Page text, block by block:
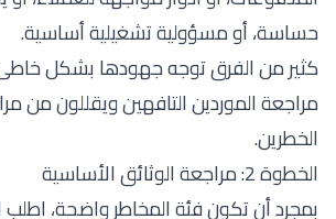
حساسة، أو مسؤولية تشغيلية أساسية.
كثير من الفرق توجه جهودها بشكل
مراجعة الموردين التافهين ويقللون من
الخطرين.
الخطوة 2: مراجعة الوثائق الأساسية
بمجرد أن تكون فئة المخاطر واضحة، اطلب